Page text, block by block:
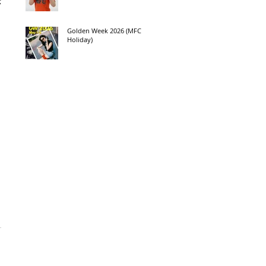
Golden Week 2026 (MFC
Holiday)